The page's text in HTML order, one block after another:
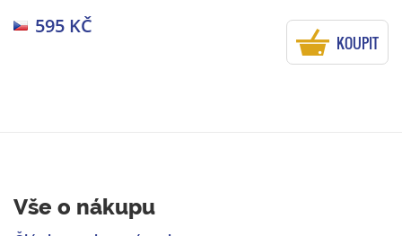
595 KČ
KOUPIT
Vše o nákupu